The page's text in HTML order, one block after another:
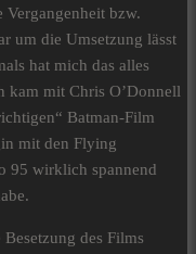
Vergangenheit bzw.
um die Umsetzung lässt
hat mich das alles
kam mit Chris O’Donnell
Batman-Film
mit den Flying
95 wirklich spannend
des Films